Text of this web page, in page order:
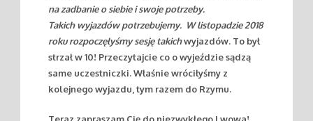
na zadbanie o siebie i swoje potrzeby.
Takich wyjazdów potrzebujemy. W listopadzie 2018
roku rozpoczęłyśmy sesję takichwyjazdów. To był
strzał w 10! Przeczytajcie co o wyjeździe sądzą
same uczestniczki. Właśnie wróciłyśmy z
kolejnego wyjazdu, tym razem do Rzymu.